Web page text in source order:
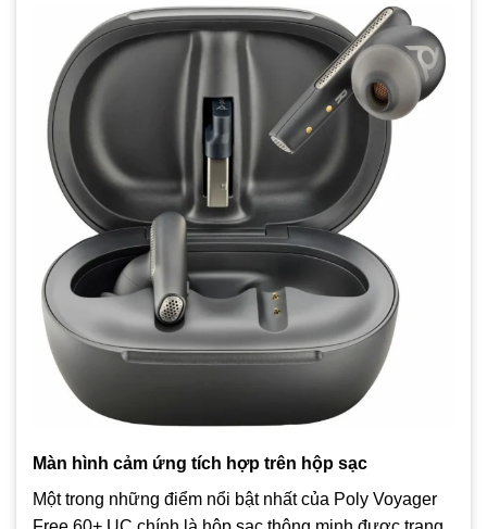
Màn hình cảm ứng tích hợp trên hộp sạc
Một trong những điểm nổi bật nhất của Poly Voyager